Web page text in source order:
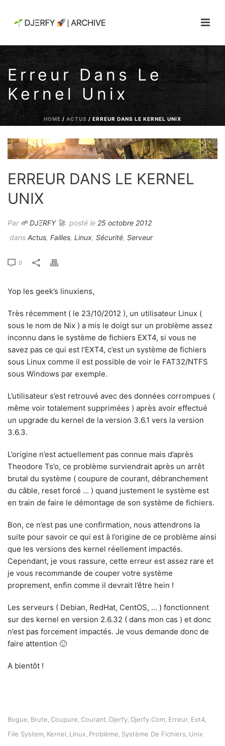
Erreur Dans Le
Kernel Unix
HOME / ACTUS / ERREUR DANS LE KERNEL UNIX
ERREUR DANS LE KERNEL
UNIX
Par 🌱 DJΞRFY 🚀 posté le 25 octobre 2012
dans Actus, Failles, Linux, Sécurité, Serveur
0
Yop les geek’s linuxiens,
Très récemment ( le 23/10/2012 ), un utilisateur Linux (
sous le nom de Nix ) a mis le doigt sur un problème assez
inconnu dans le système de fichiers EXT4, si vous ne
savez pas ce qui est l’EXT4, c’est un système de fichiers
sous Linux comme il est possible de voir le FAT32/NTFS
sous Windows par exemple.
L’utilisateur s’est retrouvé avec des données corrompues (
même voir totalement supprimées ) après avoir effectué
un upgrade du kernel de la version 3.6.1 vers la version
3.6.3.
L’origine n’est actuellement pas connue mais d’après
Theodore Ts’o, ce problème surviendrait après un arrêt
brutal du système ( coupure de courant, débranchement
du câble, reset forcé … ) quand justement le système est
en train de faire le démontage de son système de fichiers.
Bon, ce n’est pas une confirmation, nous attendrons la
suite pour savoir ce qui est à l’origine de ce problème ainsi
que les versions des kernel réellement impactés.
Cependant, je vous rassure, cette erreur est assez rare et
je vous recommande de couper votre système
proprement, enfin comme il devrait l’être hein !
Les serveurs ( Debian, RedHat, CentOS, … ) fonctionnent
sur des kernel en version 2.6.32 ( dans mon cas ) et donc
n’est pas forcement impactés. Je vous demande donc de
faire attention 🙂
A bientôt !
Bogue, Brute, Coupure, Courant, Djerfy, Djerfy.com, Erreur, Ext4,
File System, Kernel, Linux, Problème, Système De Fichiers, Unix